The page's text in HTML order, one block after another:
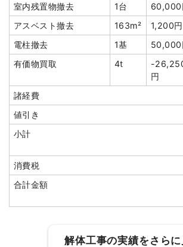
消費税
合計金額
建物の種類/構造 軽量鉄骨造住
建物解体費用
室内残置物撤去
1台 60,000
アスベスト撤去
163m² 1,200円
電柱撤去
1基 50,000
有価物買取
4t
-
円
諸経費
値引き
小計
消費税
合計金額
解体工事の実績をさらに